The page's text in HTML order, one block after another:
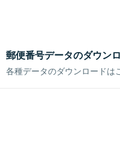
郵便番号データのダウン
各種データのダウンロードは